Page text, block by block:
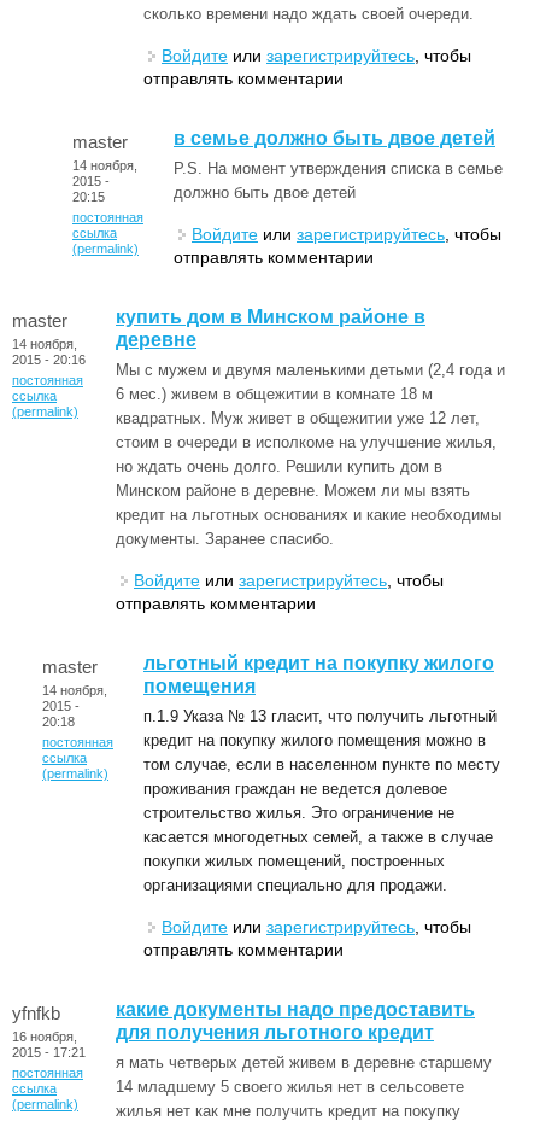
сколько времени надо ждать своей очереди.
Войдите или зарегистрируйтесь , чтобы
отправлять комментарии
master
14 ноября,
2015 -
20:15
постоянная
ссылка
(permalink)
в семье должно быть двое детей
P.S. На момент утверждения списка в семье
должно быть двое детей
Войдите или зарегистрируйтесь , чтобы
отправлять комментарии
master
14 ноября,
2015 - 20:16
постоянная
ссылка
(permalink)
купить дом в Минском районе в
деревне
Мы с мужем и двумя маленькими детьми (2,4 года и
6 мес.) живем в общежитии в комнате 18 м
квадратных. Муж живет в общежитии уже 12 лет,
стоим в очереди в исполкоме на улучшение жилья,
но ждать очень долго. Решили купить дом в
Минском районе в деревне. Можем ли мы взять
кредит на льготных основаниях и какие необходимы
документы. Заранее спасибо.
Войдите или зарегистрируйтесь , чтобы
отправлять комментарии
master
14 ноября,
2015 -
20:18
постоянная
ссылка
(permalink)
льготный кредит на покупку жилого
помещения
п.1.9 Указа № 13 гласит, что получить льготный
кредит на покупку жилого помещения можно в
том случае, если в населенном пункте по месту
проживания граждан не ведется долевое
строительство жилья. Это ограничение не
касается многодетных семей, а также в случае
покупки жилых помещений, построенных
организациями специально для продажи.
Войдите или зарегистрируйтесь , чтобы
отправлять комментарии
yfnfkb
16 ноября,
2015 - 17:21
постоянная
ссылка
(permalink)
какие документы надо предоставить
для получения льготного кредит
я мать четверых детей живем в деревне старшему
14 младшему 5 своего жилья нет в сельсовете
жилья нет как мне получить кредит на покупку